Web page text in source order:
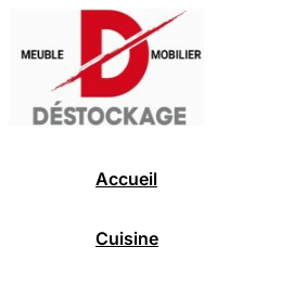
au
contenu
Accueil
Cuisine